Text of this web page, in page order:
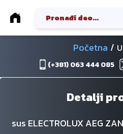
Početna /
(+381) 063 444 085
Detalji
sus ELECTROLUX AEG